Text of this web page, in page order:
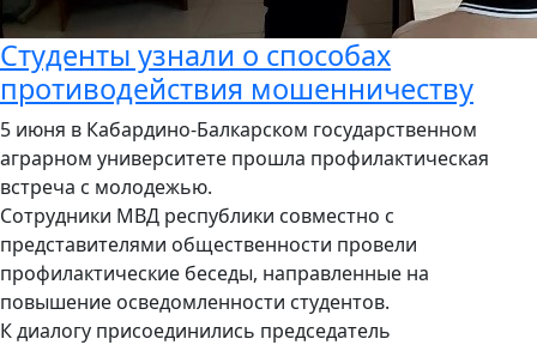
Студенты узнали о способах
противодействия мошенничеству
5 июня в Кабардино-Балкарском государственном
аграрном университете прошла профилактическая
встреча с молодежью.
Сотрудники МВД республики совместно с
представителями общественности провели
профилактические беседы, направленные на
повышение осведомленности студентов.
К диалогу присоединились председатель